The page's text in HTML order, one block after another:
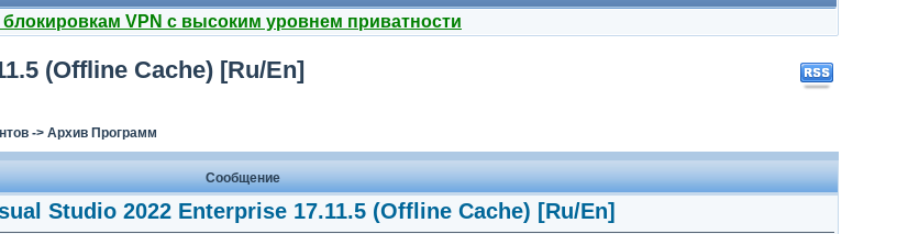
VPN с высоким уровнем приватности
(Offline Cache) [Ru/En]
-> Архив Программ
Сообщение
Studio 2022 Enterprise 17.11.5 (Offline Cache) [Ru/En]